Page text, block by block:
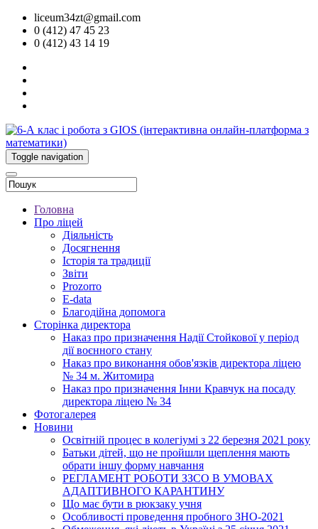
liceum34zt@gmail.com
0 (412) 47 45 23
0 (412) 43 14 19
Toggle navigation
Головна
Про ліцей
Діяльність
Досягнення
Історія та традиції
Звіти
Prozorro
E-data
Благодійна допомога
Сторінка директора
Наказ про призначення Надії Стойкової у період
дії воєнного стану
Наказ про виконання обов'язків директора ліцею
№ 34 м. Житомира
Наказ про призначення Інни Кравчук на посаду
директора ліцею № 34
Фотогалерея
Новини
Освітній процес в колегіумі з 22 березня 2021 року
Батьки дітей, що не пройшли щеплення мають
обрати іншу форму навчання
РЕГЛАМЕНТ РОБОТИ ЗЗСО В УМОВАХ
АДАПТИВНОГО КАРАНТИНУ
Що має бути в рюкзаку учня
Особливості проведення пробного ЗНО-2021